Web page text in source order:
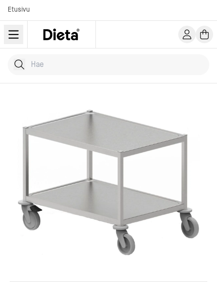
Etusivu
Hae tuotteita
Kirjoita hakusana...